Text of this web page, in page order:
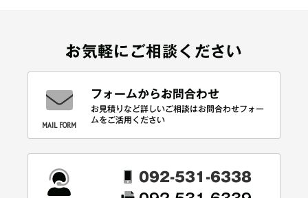
お気軽にご相談ください
MAIL FORM
フォームからお問合わせ
お見積りなど詳しいご相談はお問合わせフォー
ムをご活用ください
092-531-6338